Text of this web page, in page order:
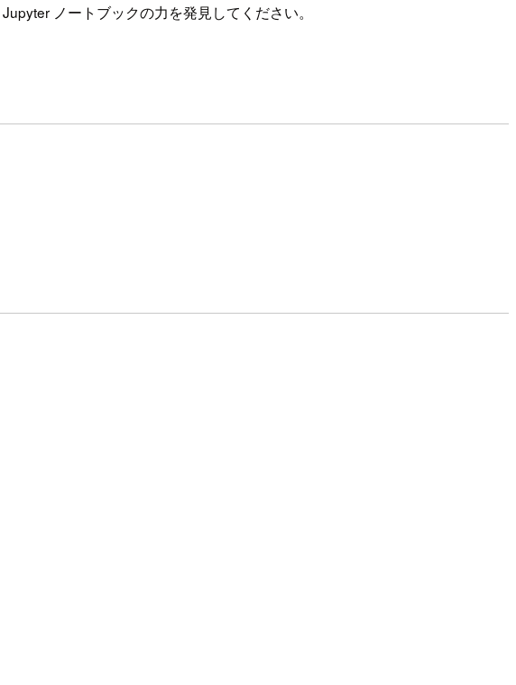
ノートブックの力を発見してください。